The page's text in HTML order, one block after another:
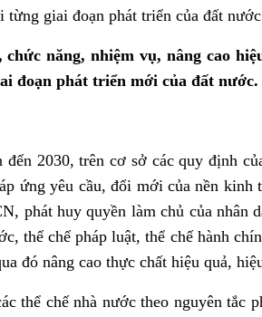
giai đoạn phát triển của đất
chức năng, nhiệm vụ, nâng cao
đoạn phát triển mới của đất nước.
đến 2030, trên cơ sở các quy định
ứng yêu cầu, đổi mới của nền
phát huy quyền làm chủ của nhân
thể chế pháp luật, thể chế hành
đó nâng cao thực chất hiệu quả,
chế nhà nước theo nguyên tắc